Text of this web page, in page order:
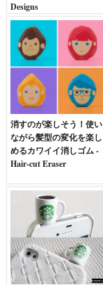
Designs
消すのが楽しそう！使い
ながら髪型の変化を楽し
めるカワイイ消しゴム -
Hair-cut Eraser